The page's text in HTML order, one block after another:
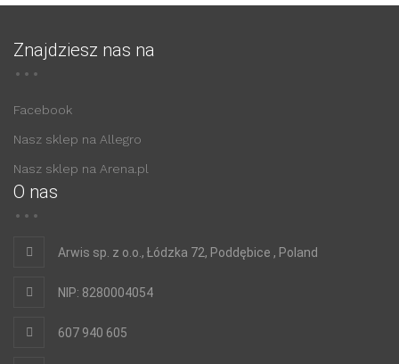
Znajdziesz nas na
Facebook
Nasz sklep na Allegro
Nasz sklep na Arena.pl
O nas
Arwis sp. z o.o., Łódzka 72, Poddębice , Poland
NIP: 8280004054
607 940 605